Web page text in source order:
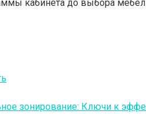
кабинета до выбора
зонирование: Ключи к